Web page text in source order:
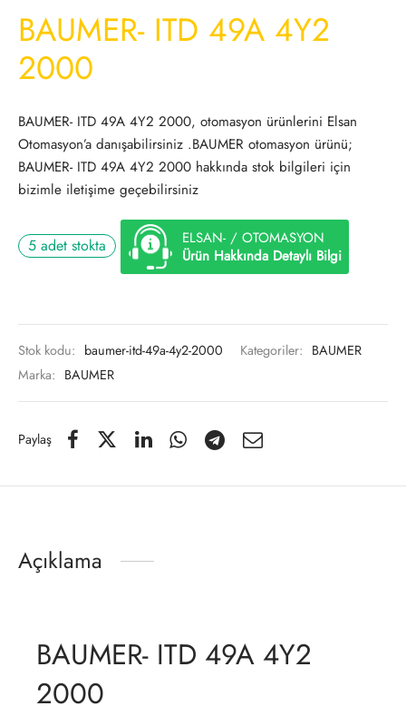
BAUMER- ITD 49A 4Y2
2000
BAUMER- ITD 49A 4Y2 2000, otomasyon ürünlerini Elsan
Otomasyon’a danışabilirsiniz .BAUMER otomasyon ürünü;
BAUMER- ITD 49A 4Y2 2000 hakkında stok bilgileri için
bizimle iletişime geçebilirsiniz
5 adet stokta
ELSAN- / OTOMASYON
Ürün Hakkında Detaylı Bilgi
Stok kodu: baumer-itd-49a-4y2-2000 Kategoriler: BAUMER
Marka: BAUMER
Paylaş
Açıklama
BAUMER- ITD 49A 4Y2
2000